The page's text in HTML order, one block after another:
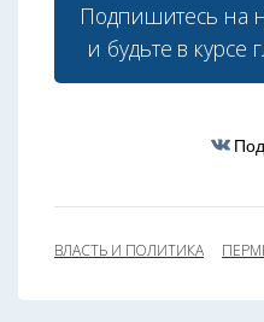
Подпишитесь на
и будьте в курсе
ВЛАСТЬ И ПОЛИТИКА